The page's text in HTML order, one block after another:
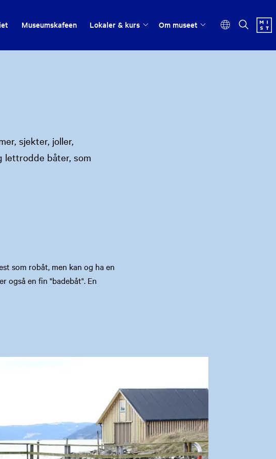
Museumskafeen Lokaler & kurs Om museet
sjekter, joller,
lettrodde båter, som
som robåt, men kan og ha en
også en fin "badebåt". En